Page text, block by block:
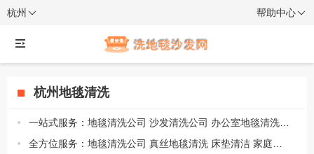
杭州 帮助中心
杭州地毯清洗
一站式服务：地毯清洗公司 沙发清洗公司 办公室地毯清洗 日常保洁
全方位服务：地毯清洗公司 真丝地毯清洗 床垫清洁 家庭保洁